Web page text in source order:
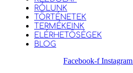
RÓLUNK
TÖRTÉNETEK
TERMÉKEINK
ELÉRHETŐSÉGEK
BLOG
Facebook-f Instagram